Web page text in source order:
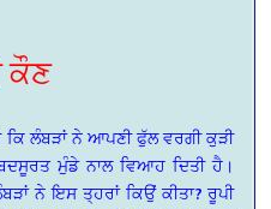
ਕੌਣ
ਲੰਬੜਾਂ ਨੇ ਆਪਣੀ ਫੁੱਲ ਵਰਗੀ ਕੁੜੀ
ਮੁੰਡੇ ਨਾਲ ਵਿਆਹ ਦਿਤੀ ਹੈ।
ਨੇ ਇਸ ਤ੍ਹਰਾਂ ਕਿਉਂ ਕੀਤਾ? ਰੂਪੀ